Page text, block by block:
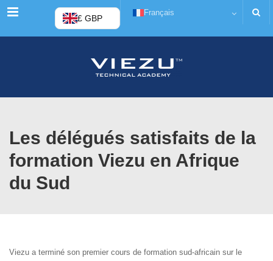
Menu £ GBP
Français
Les délégués satisfaits de la
formation Viezu en Afrique
du Sud
Viezu a terminé son premier cours de formation sud-africain sur le